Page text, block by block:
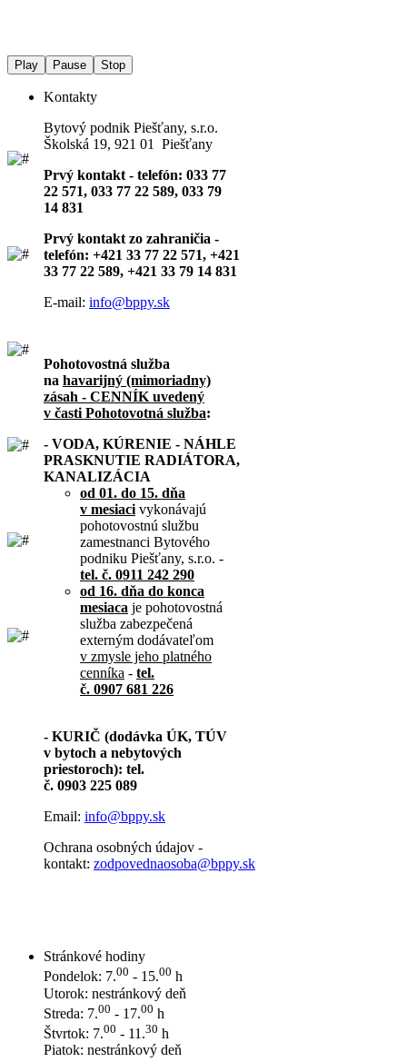
Play Pause Stop
Kontakty
Bytový podnik Piešťany, s.r.o.
Školská 19, 921 01 Piešťany
Prvý kontakt - telefón: 033 77
22 571, 033 77 22 589, 033 79
14 831
Prvý kontakt zo zahraničia -
telefón: +421 33 77 22 571, +421
33 77 22 589, +421 33 79 14 831
E-mail: info@bppy.sk
Pohotovostná služba
na havarijný (mimoriadny)
zásah - CENNÍK uvedený
v časti Pohotovotná služba:
- VODA, KÚRENIE - NÁHLE
PRASKNUTIE RADIÁTORA,
KANALIZÁCIA
od 01. do 15. dňa
v mesiaci vykonávajú
pohotovostnú službu
zamestnanci Bytového
podniku Piešťany, s.r.o. -
tel. č. 0911 242 290
od 16. dňa do konca
mesiaca je pohotovostná
služba zabezpečená
externým dodávateľom
v zmysle jeho platného
cenníka - tel.
č. 0907 681 226
- KURIČ (dodávka ÚK, TÚV
v bytoch a nebytových
priestoroch): tel.
č. 0903 225 089
Email: info@bppy.sk
Ochrana osobných údajov -
kontakt: zodpovednaosoba@bppy.sk
Stránkové hodiny
Pondelok: 7.00 - 15.00 h
Utorok: nestránkový deň
Streda: 7.00 - 17.00 h
Štvrtok: 7.00 - 11.30 h
Piatok: nestránkový deň